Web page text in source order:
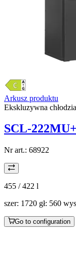
Arkusz produktu
Ekskluzywna
SCL-222MU+
Nr art.: 68922
455 / 422 l
szer: 1720 gł: 560
Go to configuration